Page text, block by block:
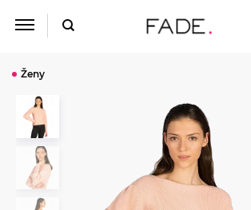
Ženy